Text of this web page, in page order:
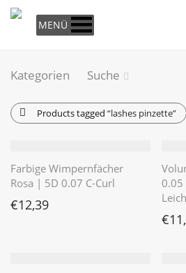
MENÜ
Kategorien Suche
Products tagged “lashes pinzette”
Farbige Wimpernfächer
Rosa | 5D 0.07 C-Curl
€12,39
0.05
€